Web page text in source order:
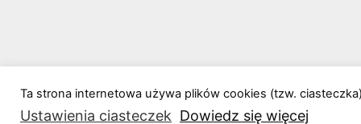
Ta strona internetowa używa plików cookies (tzw.
Ustawienia ciasteczek Dowiedz się więcej